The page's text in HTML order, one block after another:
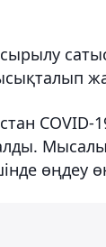
COVID-
өңдеу